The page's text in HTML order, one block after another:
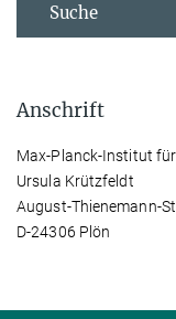
Suche
Anschrift
Max-Planck-Institut
Ursula Krützfeldt
August-Thienemann-
D-24306 Plön